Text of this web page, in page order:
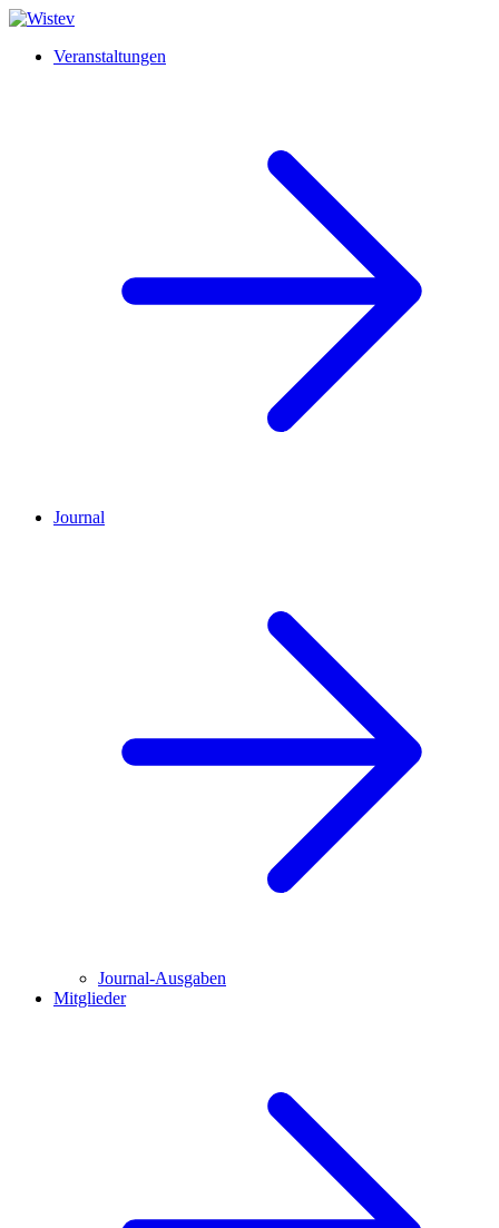
Veranstaltungen
Journal
Journal-Ausgaben
Mitglieder